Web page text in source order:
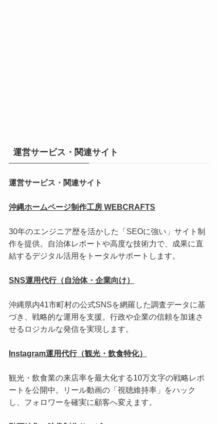
運営サービス・関連サイト
運営サービス・関連サイト
沖縄ホームページ制作工房 WEBCRAFTS
30年のエンジニア歴を活かした「SEOに強い」サイト制
作を提供。自治体レポートや高度な技術力で、成果に直
結するデジタル活用をトータルサポートします。
SNS運用代行（自治体・企業向け）
沖縄県内41市町村の公式SNSを網羅した調査データに基
づき、戦略的な運用を支援。行政や企業の信頼を加速さ
せるロジカルな発信を実現します。
Instagram運用代行（観光・飲食特化）
観光・飲食業の来店率を最大化する10万文字の戦略レポ
ートを公開中。リール動画の「視聴維持率」をハック
し、フォロワーを確実に顧客へ変えます。